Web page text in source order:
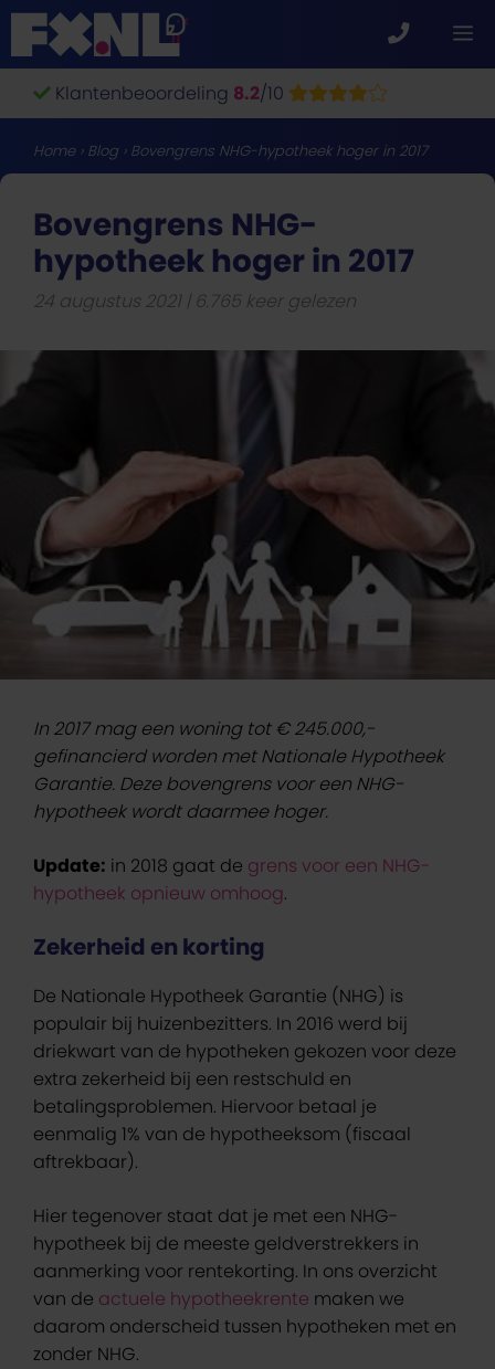
Ga
naar
de
inhoudKlantenbeoordeling 8.2/10
Home› Blog › Bovengrens NHG-hypotheek hoger in 2017
Bovengrens NHG-
hypotheek hoger in 2017
24 augustus 2021 6.765 keer gelezen
In 2017 mag een woning tot € 245.000,-
gefinancierd worden met Nationale Hypotheek
Garantie. Deze bovengrens voor een NHG-
hypotheek wordt daarmee hoger.
Update: in 2018 gaat de grens voor een NHG-
hypotheek opnieuw omhoog.
Zekerheid en korting
De Nationale Hypotheek Garantie (NHG) is
populair bij huizenbezitters. In 2016 werd bij
driekwart van de hypotheken gekozen voor deze
extra zekerheid bij een restschuld en
betalingsproblemen. Hiervoor betaal je
eenmalig 1% van de hypotheeksom (fiscaal
aftrekbaar).
Hier tegenover staat dat je met een NHG-
hypotheek bij de meeste geldverstrekkers in
aanmerking voor rentekorting. In ons overzicht
van de actuele hypotheekrente maken we
daarom onderscheid tussen hypotheken met en
zonder NHG.